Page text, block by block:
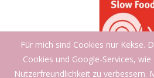
Für mich sind Cookies nur Kekse.
Cookies und Google-Services,
Nutzerfreundlichkeit zu verbessern.